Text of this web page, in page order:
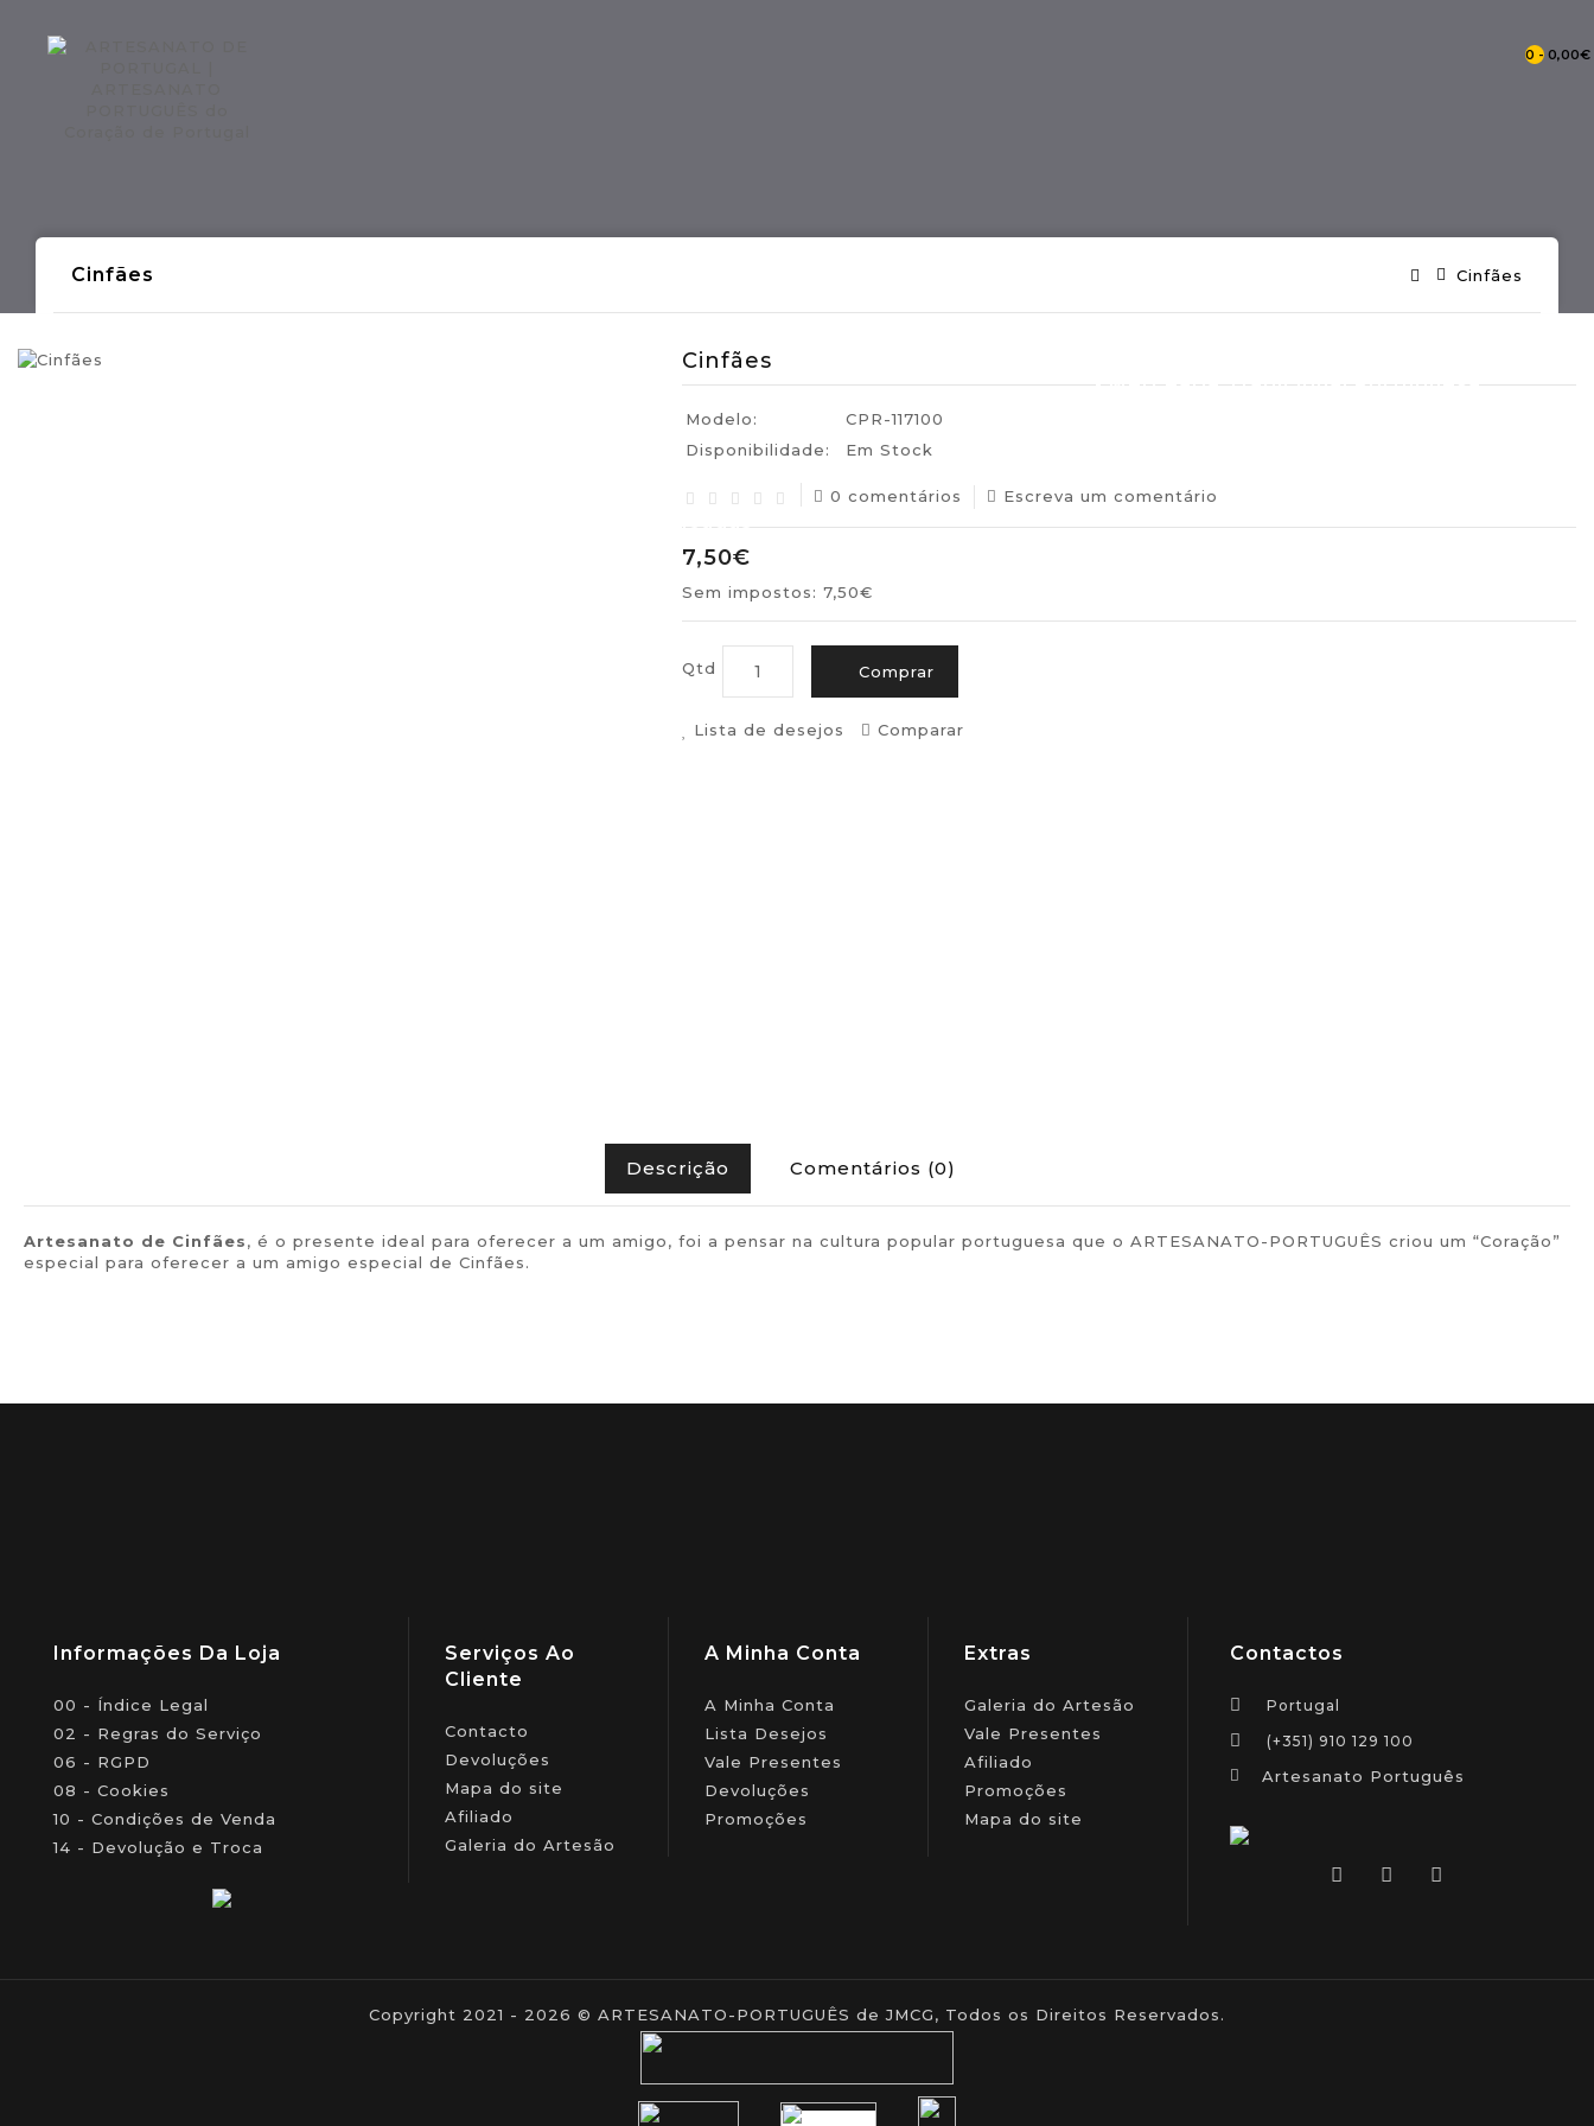
0 - 0,00€
- Mercearia Tradicional Portuguesa
- Produções Artesanais Tradicionais Portuguesas Certificadas
Cinfães Cinfães
Cinfães
Modelo:
CPR-117100
Disponibilidade:
Em Stock
0 comentários Escreva um comentário
7,50€
Sem impostos: 7,50€
Qtd Comprar
Lista de desejos Comparar
Descrição Comentários (0)
Artesanato de Cinfães, é o presente ideal para oferecer a um amigo, foi a pensar na cultura popular portuguesa que o ARTESANATO-PORTUGUÊS criou um “Coração”
especial para oferecer a um amigo especial de Cinfães.
Informações Da Loja
00 - Índice Legal
02 - Regras do Serviço
06 - RGPD
08 - Cookies
10 - Condições de Venda
14 - Devolução e Troca
Serviços Ao
Cliente
Contacto
Devoluções
Mapa do site
Afiliado
Galeria do Artesão
A Minha Conta
A Minha Conta
Lista Desejos
Vale Presentes
Devoluções
Promoções
Extras
Galeria do Artesão
Vale Presentes
Afiliado
Promoções
Mapa do site
Contactos
Portugal
(+351) 910 129 100
Artesanato Português
Copyright 2021 - 2026 © ARTESANATO-PORTUGUÊS de JMCG, Todos os Direitos Reservados.